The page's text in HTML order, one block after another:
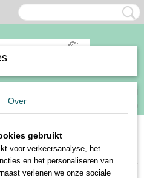
(0)
polo's>Harry's Horse Tanktop
Over
gebruikt
voor verkeersanalyse, het
en het personaliseren van
verlenen we onze sociale